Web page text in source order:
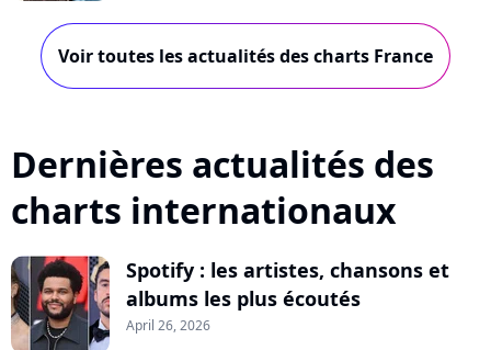
Voir toutes les actualités des charts France
Dernières actualités des
charts internationaux
Spotify : les artistes, chansons et
albums les plus écoutés
April 26, 2026